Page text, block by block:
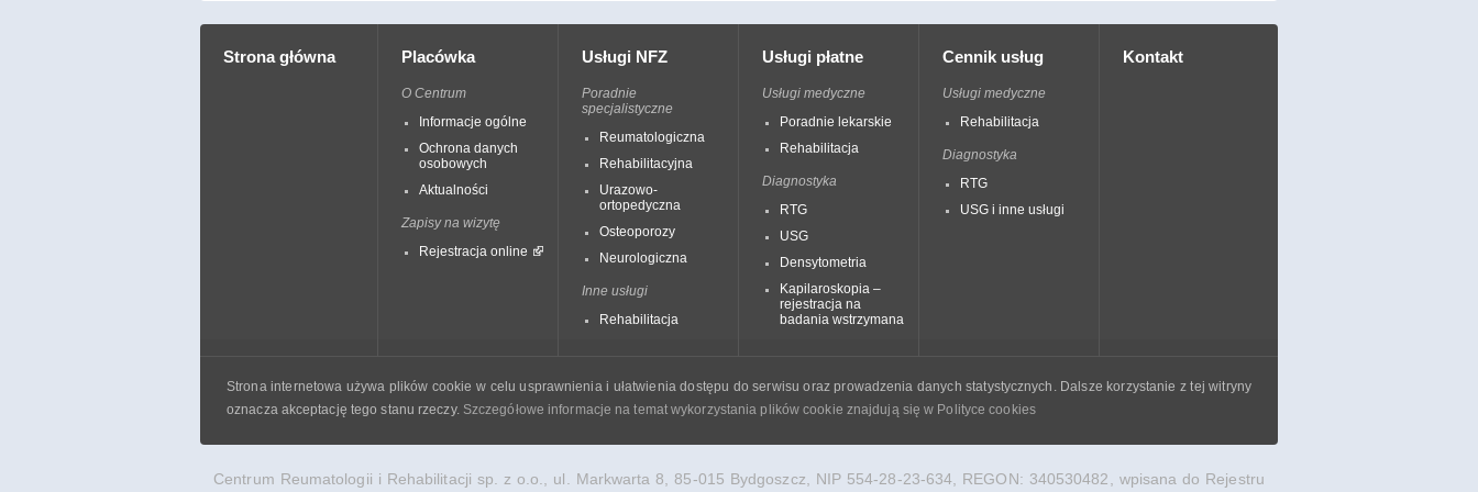
Strona główna Placówka
O Centrum
Informacje ogólne
Ochrona danych
osobowych
Aktualności
Zapisy na wizytę
Rejestracja online
Usługi NFZ
Poradnie
specjalistyczne
Reumatologiczna
Rehabilitacyjna
Urazowo-
ortopedyczna
Osteoporozy
Neurologiczna
Inne usługi
Rehabilitacja
Usługi płatne
Usługi medyczne
Poradnie lekarskie
Rehabilitacja
Diagnostyka
RTG
USG
Densytometria
Kapilaroskopia –
rejestracja na
badania wstrzymana
Cennik usług
Usługi medyczne
Rehabilitacja
Diagnostyka
RTG
USG i inne usługi
Kontakt
Strona internetowa używa plików cookie w celu usprawnienia i ułatwienia dostępu do serwisu oraz prowadzenia danych statystycznych. Dalsze korzystanie z tej witryny
oznacza akceptację tego stanu rzeczy. Szczegółowe informacje na temat wykorzystania plików cookie znajdują się w Polityce cookies
Centrum Reumatologii i Rehabilitacji sp. z o.o., ul. Markwarta 8, 85-015 Bydgoszcz, NIP 554-28-23-634, REGON: 340530482, wpisana do Rejestru